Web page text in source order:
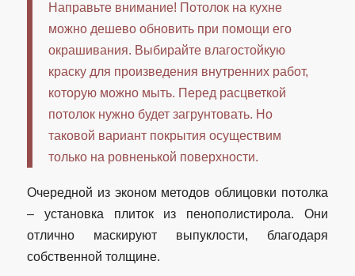
Направьте внимание! Потолок на кухне
можно дешево обновить при помощи его
окрашивания. Выбирайте влагостойкую
краску для произведения внутренних работ,
которую можно мыть. Перед расцветкой
потолок нужно будет загрунтовать. Но
таковой вариант покрытия осуществим
только на ровненькой поверхности.
Очередной из эконом методов облицовки потолка
– установка плиток из пенополистирола. Они
отлично маскируют выпуклости, благодаря
собственной толщине.